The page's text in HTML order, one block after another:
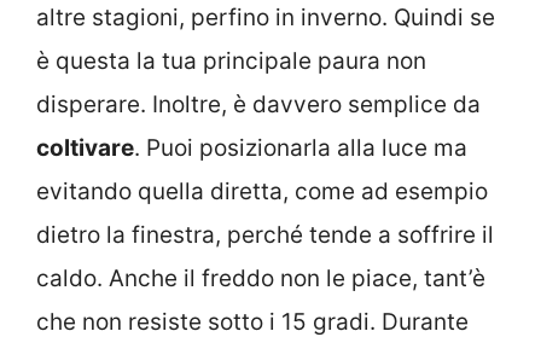
altre stagioni, perfino in inverno. Quindi se
è questa la tua principale paura non
disperare. Inoltre, è davvero semplice da
coltivare. Puoi posizionarla alla luce ma
evitando quella diretta, come ad esempio
dietro la finestra, perché tende a soffrire il
caldo. Anche il freddo non le piace, tant’è
che non resiste sotto i 15 gradi. Durante